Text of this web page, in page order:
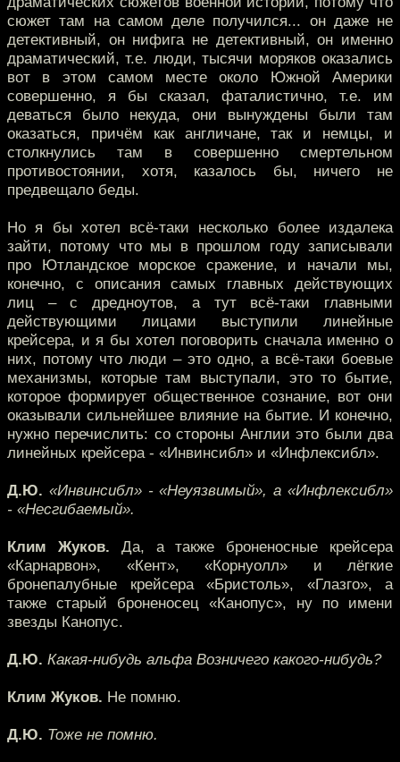
сюжет там на самом деле получился... он даже не
детективный, он нифига не детективный, он именно
драматический, т.е. люди, тысячи моряков оказались
вот в этом самом месте около Южной Америки
совершенно, я бы сказал, фаталистично, т.е. им
деваться было некуда, они вынуждены были там
оказаться, причём как англичане, так и немцы, и
столкнулись там в совершенно смертельном
противостоянии, хотя, казалось бы, ничего не
предвещало беды.
Но я бы хотел всё-таки несколько более издалека
зайти, потому что мы в прошлом году записывали
про Ютландское морское сражение, и начали мы,
конечно, с описания самых главных действующих
лиц – с дредноутов, а тут всё-таки главными
действующими лицами выступили линейные
крейсера, и я бы хотел поговорить сначала именно о
них, потому что люди – это одно, а всё-таки боевые
механизмы, которые там выступали, это то бытие,
которое формирует общественное сознание, вот они
оказывали сильнейшее влияние на бытие. И конечно,
нужно перечислить: со стороны Англии это были два
линейных крейсера - «Инвинсибл» и «Инфлексибл».
Д.Ю. «Инвинсибл» - «Неуязвимый», а «Инфлексибл»
- «Несгибаемый».
Клим Жуков. Да, а также броненосные крейсера
«Карнарвон», «Кент», «Корнуолл» и лёгкие
бронепалубные крейсера «Бристоль», «Глазго», а
также старый броненосец «Канопус», ну по имени
звезды Канопус.
Д.Ю. Какая-нибудь альфа Возничего какого-нибудь?
Клим Жуков. Не помню.
Д.Ю. Тоже не помню.